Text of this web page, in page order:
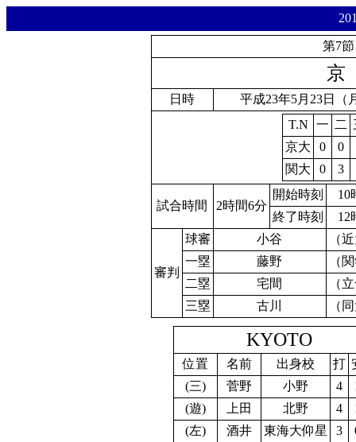
第7
京
日時
平成23年5月23日（
T.N
一 二
京大
0
0
関大
0 3
試合時間 2時間6分
開始時刻
10
終了時刻
12
審判
球審 小谷
（
一塁
藤野
（
二塁
宅間
（
三塁
古川 （
KYOTO
位置 名前 出身校 打
(三)
菅野 小野 4
(遊)
上田 北野 4
(左)
酒井 東海大仰星 3